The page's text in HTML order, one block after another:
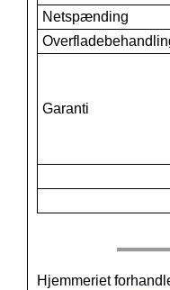
Netspænding
Garanti
Hjemmeriet